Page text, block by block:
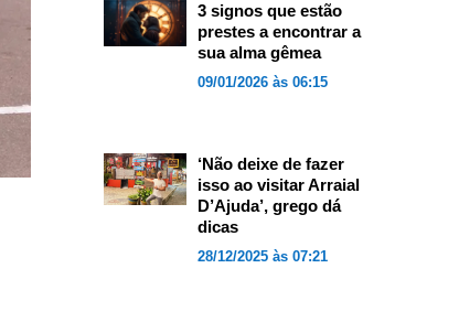
3 signos que estão
prestes a encontrar a
sua alma gêmea
09/01/2026 às 06:15
‘Não deixe de fazer
isso ao visitar Arraial
D’Ajuda’, grego dá
dicas
28/12/2025 às 07:21